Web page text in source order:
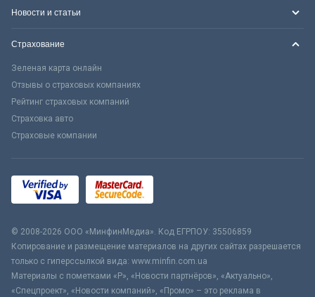
Новости и статьи
Страхование
Зеленая карта онлайн
Отзывы о страховых компаниях
Рейтинг страховых компаний
Страховка авто
Страховые компании
© 2008-2026 ООО «МинфинМедиа». Код ЕГРПОУ: 35506859
Копирование и размещение материалов на других сайтах разрешается
только с гиперссылкой вида: www.minfin.com.ua
Материалы с пометками «Р», «Новости партнёров», «Актуально»,
«Спецпроект», «Новости компаний», «Промо» – это реклама в